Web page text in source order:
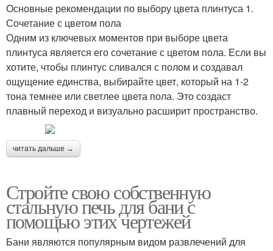
Основные рекомендации по выбору цвета плинтуса 1.
Сочетание с цветом пола
Одним из ключевых моментов при выборе цвета
плинтуса является его сочетание с цветом пола. Если вы
хотите, чтобы плинтус сливался с полом и создавал
ощущение единства, выбирайте цвет, который на 1-2
тона темнее или светлее цвета пола. Это создаст
плавный переход и визуально расширит пространство.
читать дальше →
Стройте свою собственную
стальную печь для бани с
помощью этих чертежей
Бани являются популярным видом развлечений для